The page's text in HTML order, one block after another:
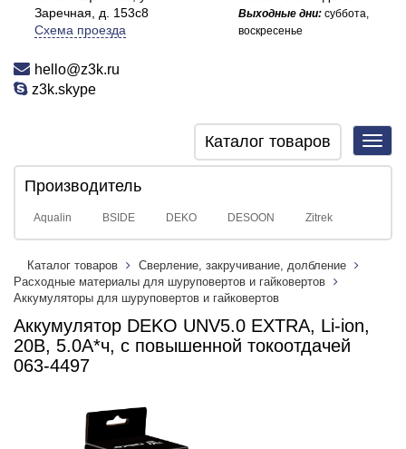
Заречная, д. 153с8
Схема проезда
Выходные дни:суббота,
воскресенье
hello@z3k.ru
z3k.skype
Каталог товаров
Производитель
Aqualin BSIDE DEKO DESOON Zitrek
Каталог товаров
Сверление, закручивание, долбление
Расходные материалы для шуруповертов и гайковертов
Аккумуляторы для шуруповертов и гайковертов
Аккумулятор DEKO UNV5.0 EXTRA, Li-ion,
20В, 5.0А*ч, с повышенной токоотдачей
063-4497